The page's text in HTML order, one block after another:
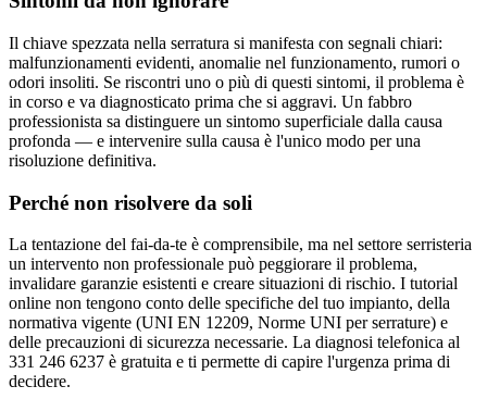
Il chiave spezzata nella serratura si manifesta con segnali chiari:
malfunzionamenti evidenti, anomalie nel funzionamento, rumori o
odori insoliti. Se riscontri uno o più di questi sintomi, il problema è
in corso e va diagnosticato prima che si aggravi. Un fabbro
professionista sa distinguere un sintomo superficiale dalla causa
profonda — e intervenire sulla causa è l'unico modo per una
risoluzione definitiva.
Perché non risolvere da soli
La tentazione del fai-da-te è comprensibile, ma nel settore serristeria
un intervento non professionale può peggiorare il problema,
invalidare garanzie esistenti e creare situazioni di rischio. I tutorial
online non tengono conto delle specifiche del tuo impianto, della
normativa vigente (UNI EN 12209, Norme UNI per serrature) e
delle precauzioni di sicurezza necessarie. La diagnosi telefonica al
331 246 6237 è gratuita e ti permette di capire l'urgenza prima di
decidere.